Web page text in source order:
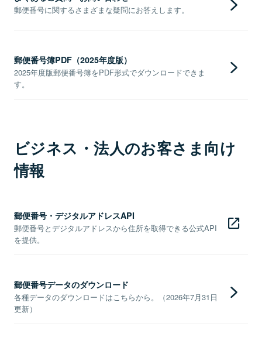
郵便番号に関するさまざまな疑問にお答えします。
郵便番号簿PDF（2025年度版）
2025年度版郵便番号簿をPDF形式でダウンロードできま
す。
ビジネス・法人のお客さま向け
情報
郵便番号・デジタルアドレスAPI
郵便番号とデジタルアドレスから住所を取得できる公式API
を提供。
郵便番号データのダウンロード
各種データのダウンロードはこちらから。（2026年7月31日
更新）